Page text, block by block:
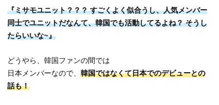
『ミサモユニット？？？ すごくよく似合うし、人気メンバー
同士でユニットだなんて、韓国でも活動してるよね？ そうし
たらいいな~』
どうやら、韓国ファンの間では
日本メンバーなので、韓国ではなくて日本でのデビューとの
話も！